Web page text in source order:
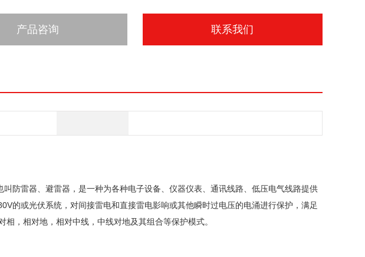
产品咨询 联系我们
叫防雷器、避雷器，是一种为各种电子设备、仪器仪表、通讯线路、低压电气线路提供
的或光伏系统，对间接雷电和直接雷电影响或其他瞬时过电压的电涌进行保护，满足
，相对地，相对中线，中线对地及其组合等保护模式。